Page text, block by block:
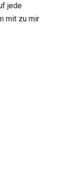
jede
mit zu mir